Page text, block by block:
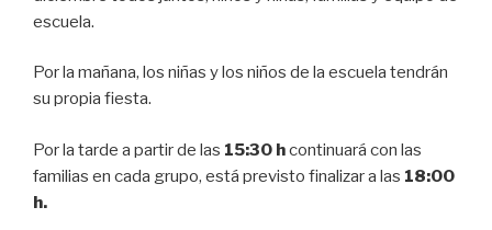
escuela.
Por la mañana, los niñas y los niños de la escuela tendrán
su propia fiesta.
Por la tarde a partir de las 15:30 hcontinuará con las
familias en cada grupo, está previsto finalizar a las 18:00
h.